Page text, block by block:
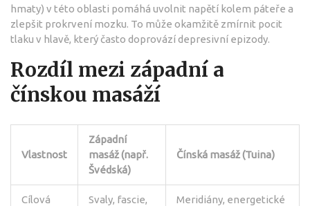
hmaty) v této oblasti pomáhá uvolnit napětí kolem páteře a
zlepšit prokrvení mozku. To může okamžitě zmírnit pocit
tlaku v hlavě, který často doprovází depresivní epizody.
Rozdíl mezi západní a
čínskou masáží
Vlastnost
Západní
masáž (např.
Švédská)
Čínská masáž (Tuina)
Cílová
Svaly, fascie,
Meridiány, energetické